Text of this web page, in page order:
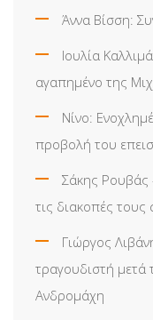
Άννα Βίσση:
Ιουλία
αγαπημένο της
Νίνο:
προβολή του
Σάκης Ρουβάς
τις διακοπές
Γιώργος
τραγουδιστή μετά
Ανδρομάχη